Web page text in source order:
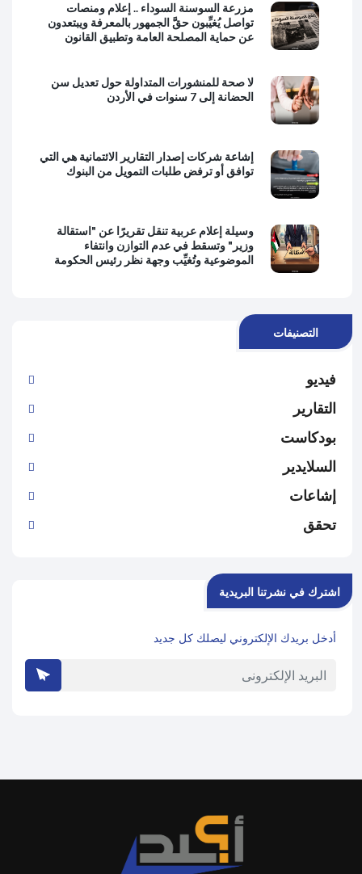
مزرعة السوسنة السوداء .. إعلام ومنصات
تواصل يُغيِّبون حقَّ الجمهور بالمعرفة ويبتعدون
عن حماية المصلحة العامة وتطبيق القانون
لا صحة للمنشورات المتداولة حول تعديل سن
الحضانة إلى 7 سنوات في الأردن
إشاعة شركات إصدار التقارير الائتمانية هي التي
توافق أو ترفض طلبات التمويل من البنوك
وسيلة إعلام عربية تنقل تقريرًا عن "استقالة
وزير" وتسقط في عدم التوازن وانتفاء
الموضوعية وتُغيِّب وجهة نظر رئيس الحكومة
التصنيفات
فيديو
التقارير
بودكاست
السلايدير
إشاعات
تحقق
اشترك في نشرتنا البريدية
أدخل بريدك الإلكتروني ليصلك كل جديد